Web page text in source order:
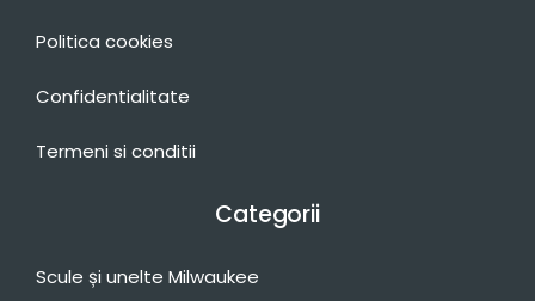
Politica cookies
Confidentialitate
Termeni si conditii
Categorii
Scule și unelte Milwaukee